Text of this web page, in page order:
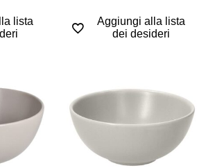
lista
Aggiungi alla lista
dei desideri